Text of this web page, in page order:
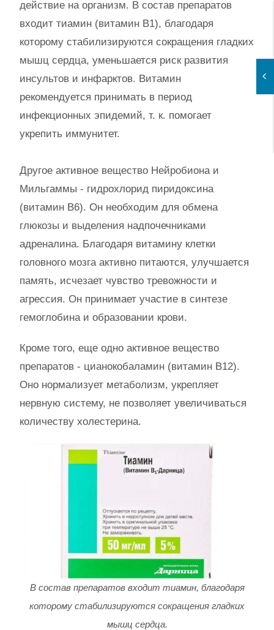
действие на организм. В состав препаратов
входит тиамин (витамин B1), благодаря
которому стабилизируются сокращения гладких
мышц сердца, уменьшается риск развития
инсультов и инфарктов. Витамин
рекомендуется принимать в период
инфекционных эпидемий, т. к. помогает
укрепить иммунитет.
Другое активное вещество Нейробиона и
Мильгаммы - гидрохлорид пиридоксина
(витамин B6). Он необходим для обмена
глюкозы и выделения надпочечниками
адреналина. Благодаря витамину клетки
головного мозга активно питаются, улучшается
память, исчезает чувство тревожности и
агрессия. Он принимает участие в синтезе
гемоглобина и образовании крови.
Кроме того, еще одно активное вещество
препаратов - цианокобаламин (витамин B12).
Оно нормализует метаболизм, укрепляет
нервную систему, не позволяет увеличиваться
количеству холестерина.
В состав препаратов входит тиамин, благодаря
которому стабилизируются сокращения гладких
мышц сердца.